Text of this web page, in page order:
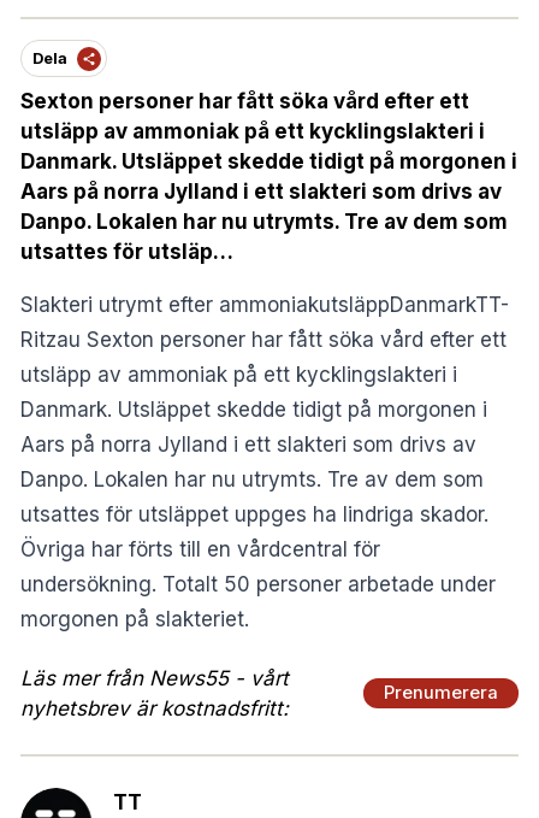
Dela
Sexton personer har fått söka vård efter ett
utsläpp av ammoniak på ett kycklingslakteri i
Danmark. Utsläppet skedde tidigt på morgonen i
Aars på norra Jylland i ett slakteri som drivs av
Danpo. Lokalen har nu utrymts. Tre av dem som
utsattes för utsläp…
Slakteri utrymt efter ammoniakutsläppDanmarkTT-
Ritzau Sexton personer har fått söka vård efter ett
utsläpp av ammoniak på ett kycklingslakteri i
Danmark. Utsläppet skedde tidigt på morgonen i
Aars på norra Jylland i ett slakteri som drivs av
Danpo. Lokalen har nu utrymts. Tre av dem som
utsattes för utsläppet uppges ha lindriga skador.
Övriga har förts till en vårdcentral för
undersökning. Totalt 50 personer arbetade under
morgonen på slakteriet.
Läs mer från News55 - vårt
nyhetsbrev är kostnadsfritt:
Prenumerera
TT